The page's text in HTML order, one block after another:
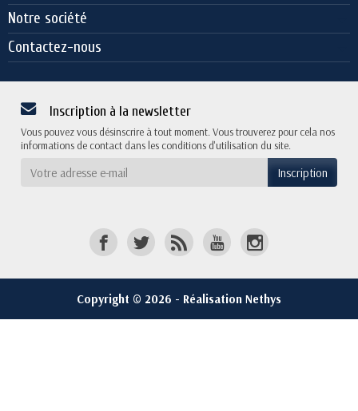
Notre société
Contactez-nous
Inscription à la newsletter
Vous pouvez vous désinscrire à tout moment. Vous trouverez pour cela nos
informations de contact dans les conditions d'utilisation du site.
Copyright © 2026 - Réalisation Nethys